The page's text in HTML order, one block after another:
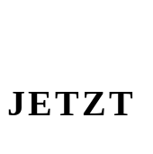
JETZT